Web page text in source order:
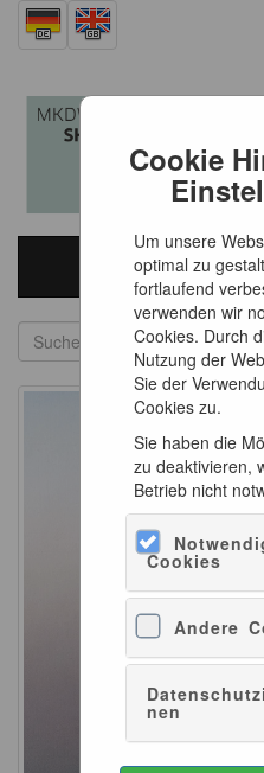
Cookie
Um unsere
optimal zu
fortlaufend
verwenden wir
Cookies. Durch
Nutzung der
Sie der
Cookies zu.
Sie haben die
zu deaktivieren,
Betrieb nicht
Cookies
Andere
nen